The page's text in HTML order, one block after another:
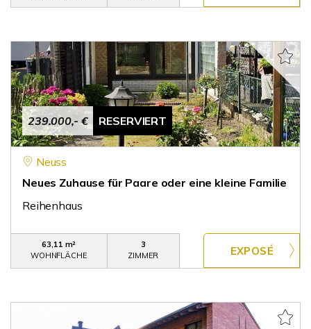
239.000,- € RESERVIERT
Neuss
Neues Zuhause für Paare oder eine kleine Familie
Reihenhaus
63,11 m²
WOHNFLÄCHE
3
ZIMMER